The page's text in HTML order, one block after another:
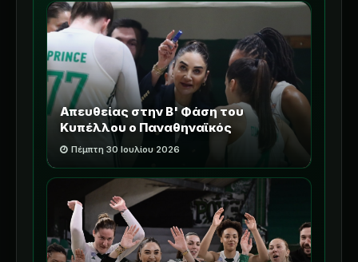
Απευθείας στην Β' Φάση του
Κυπέλλου ο Παναθηναϊκός
Πέμπτη 30 Ιουλίου 2026